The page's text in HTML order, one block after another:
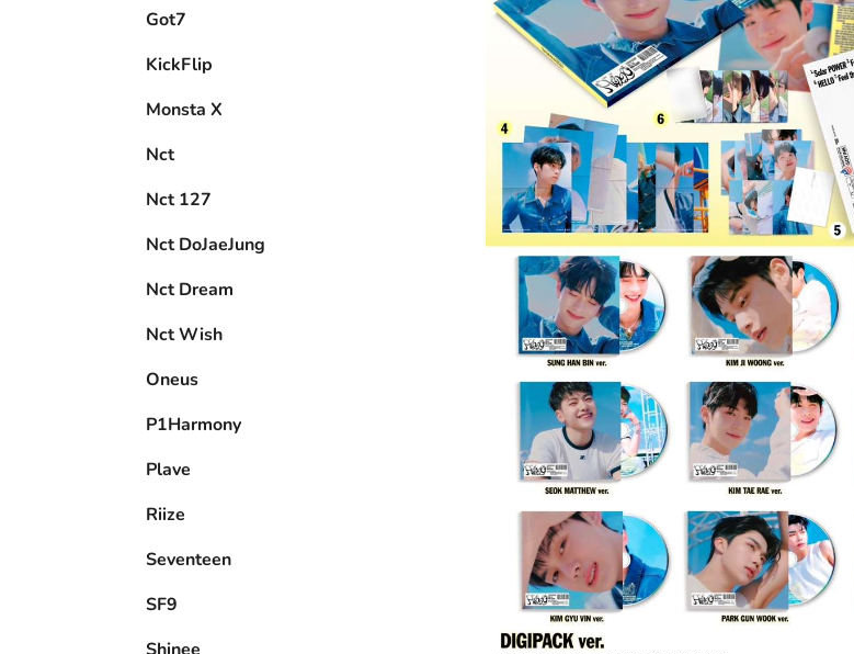
Got7
KickFlip
Monsta X
Nct
Nct 127
Nct DoJaeJung
Nct Dream
Nct Wish
Oneus
P1Harmony
Plave
Riize
Seventeen
SF9